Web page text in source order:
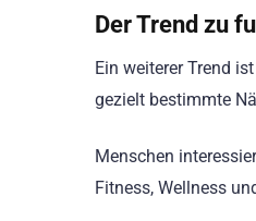
Der Trend zu
Ein weiterer Trend
gezielt bestimmte
Menschen
Fitness, Wellness